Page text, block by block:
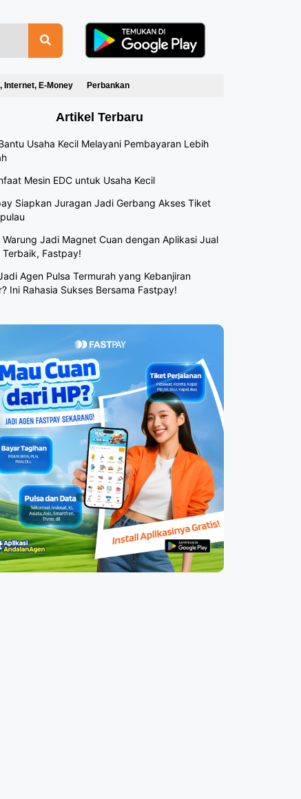
Internet, E-Money Perbankan
Artikel Terbaru
Usaha Kecil Melayani Pembayaran Lebih
Mesin EDC untuk Usaha Kecil
Siapkan Juragan Jadi Gerbang Akses Tiket
Warung Jadi Magnet Cuan dengan Aplikasi Jual
Terbaik, Fastpay!
Agen Pulsa Termurah yang Kebanjiran
Ini Rahasia Sukses Bersama Fastpay!